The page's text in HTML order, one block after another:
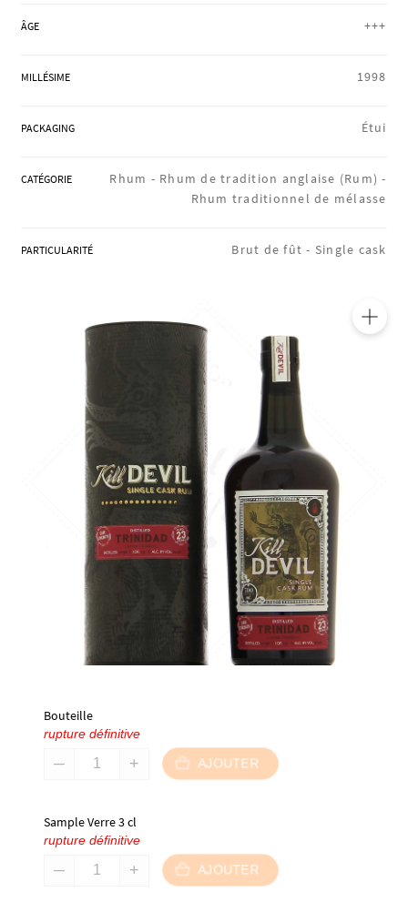
ÂGE +++
MILLÉSIME 1998
PACKAGING Étui
CATÉGORIE Rhum - Rhum de tradition anglaise (Rum) -
Rhum traditionnel de mélasse
PARTICULARITÉ Brut de fût - Single cask
Bouteille
rupture définitive
AJOUTER
Sample Verre 3 cl
rupture définitive
AJOUTER